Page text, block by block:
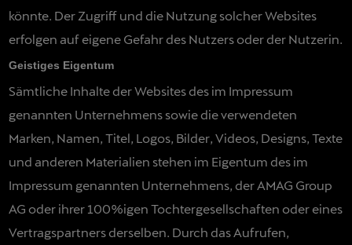
könnte. Der Zugriff und die Nutzung solcher Websites
erfolgen auf eigene Gefahr des Nutzers oder der Nutzerin.
Geistiges Eigentum
Sämtliche Inhalte der Websites des im Impressum
genannten Unternehmens sowie die verwendeten
Marken, Namen, Titel, Logos, Bilder, Videos, Designs, Texte
und anderen Materialien stehen im Eigentum des im
Impressum genannten Unternehmens, der AMAG Group
AG oder ihrer 100%igen Tochtergesellschaften oder eines
Vertragspartners derselben. Durch das Aufrufen,